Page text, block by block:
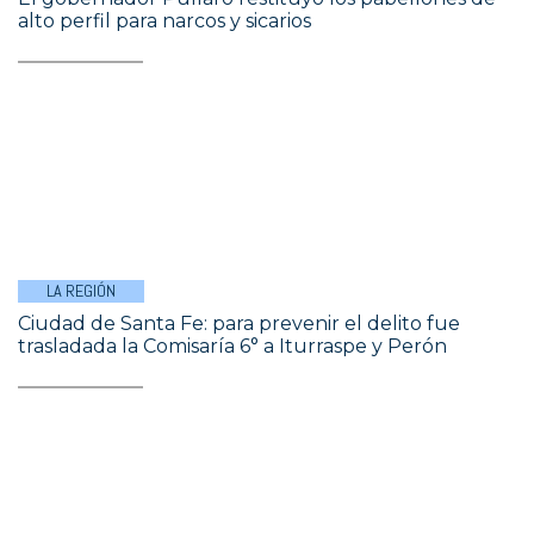
alto perfil para narcos y sicarios
LA REGIÓN
Ciudad de Santa Fe: para prevenir el delito fue
trasladada la Comisaría 6° a Iturraspe y Perón